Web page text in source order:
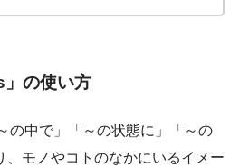
」の使い方
の中で」「～の状態に」「～の
、モノやコトのなかにいるイメー